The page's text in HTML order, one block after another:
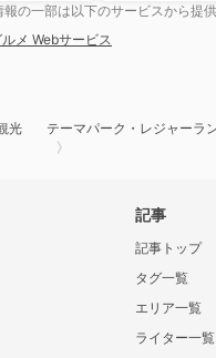
の一部は以下のサービスから提
メ Webサービス
光 テーマパーク・レジャーラ
記事
記事トップ
タグ一覧
エリア一覧
ライター一覧